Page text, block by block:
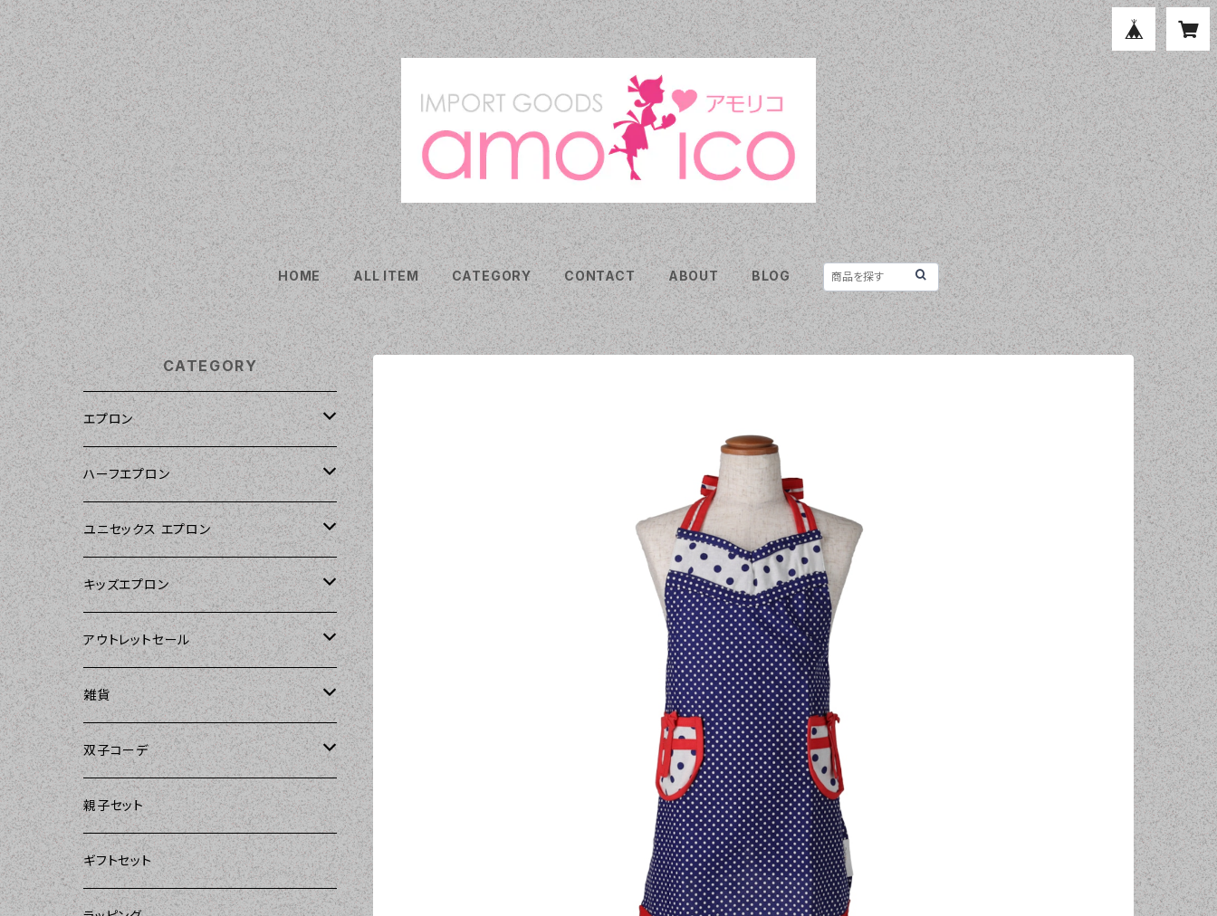
HOME ALL ITEM CATEGORY CONTACT ABOUT BLOG
CATEGORY
エプロン
Kitsch'n Glam（キッチングラム）
Sierra Rose（シエラローズ）
Tarantinalovers（タランティーナ ラバー
ズ）
The Sunday Girl（ザサンデーガール）
Carolyn's Kitchen（キャロリンズキッチ
ン）
Sugar baby aprons（シュガーベイビ
ー）
DII（ディーアイアイ）
ハーフエプロン
Sierra Rose（シエラローズ）
ユニセックス エプロン
DII（ディーアイアイ）
Sierra Rose（シエラローズ）
amorico（アモリコ）
キッズエプロン
Sierra Rose（シエラローズ）
The Sunday Girl（ザサンデーガール）
ASD Living（エーエスディーリビング）
Kitsch'n Glam（キッチングラム）
DII（ディーアイアイ）
アウトレットセール
エプロン
Kitsch'n Glam（キッチングラム）
Sierra Rose（シエラローズ）
DII（ディーアイアイ）
amorico（アモリコ）
雑貨
amorico（アモリコ）
雑貨
amorico（アモリコ）
The Sunday Girl（ザサンデーガール）
DII（ディーアイアイ）
双子コーデ
The Sunday Girl（サンデーガール）
親子セット
ギフトセット